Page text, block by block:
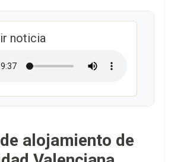
noticia
alojamiento de